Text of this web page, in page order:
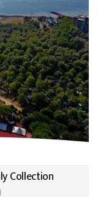
Collection